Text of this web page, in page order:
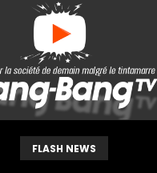
FLASH NEWS
PATIENTER...